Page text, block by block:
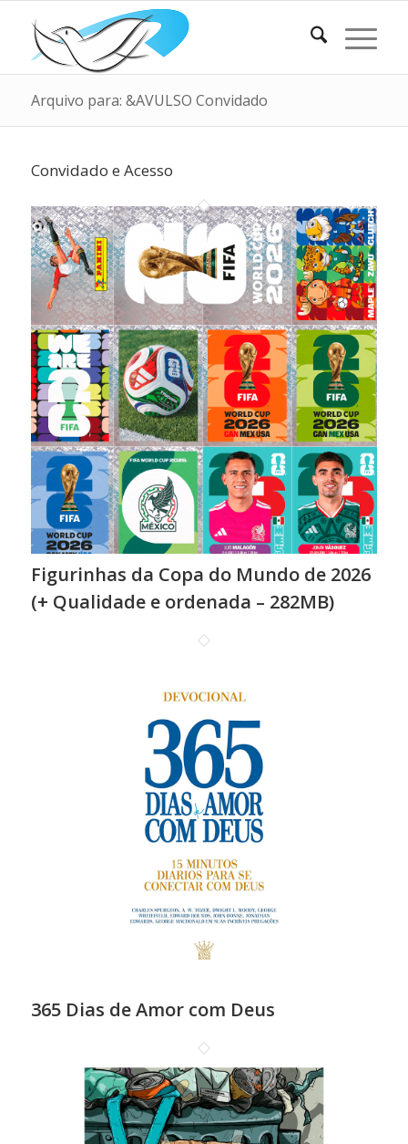
Arquivo para: &AVULSO Convidado
Convidado e Acesso
Figurinhas da Copa do Mundo de 2026
(+ Qualidade e ordenada – 282MB)
365 Dias de Amor com Deus